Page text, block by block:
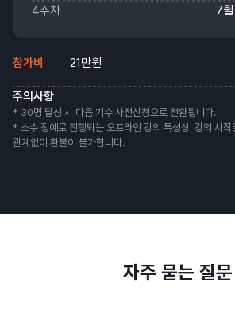
4주차
7
참가비 21만원
주의사항
* 30명 달성 시 다음 기수 사전신청으로 전환됩니다.
* 소수 정예로 진행되는 오프라인 강의 특성상, 강의 시
관계없이 환불이 불가합니다.
자주 묻는 질문